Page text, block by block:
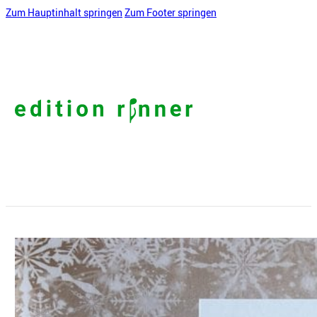
Zum Hauptinhalt springen Zum Footer springen